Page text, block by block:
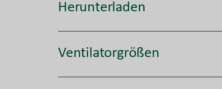
Herunterladen
Ventilatorgrößen